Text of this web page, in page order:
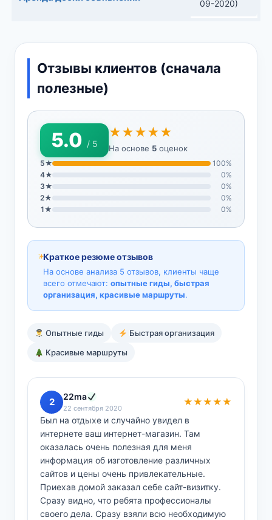
09-2020)
Отзывы клиентов (сначала
полезные)
5.0 / 5
★★★★★
На основе 5 оценок
5★
100%
4★
0%
3★
0%
2★
0%
1★
0%
Краткое резюме отзывов
На основе анализа 5 отзывов, клиенты чаще
всего отмечают: опытные гиды, быстрая
организация, красивые маршруты.
Опытные гиды
Быстрая организация
Красивые маршруты
2 22ma
22 сентября 2020
★★★★★
Был на отдыхе и случайно увидел в
интернете ваш интернет-магазин. Там
оказалась очень полезная для меня
информация об изготовление различных
сайтов и цены очень привлекательные.
Приехав домой заказал себе сайт-визитку.
Сразу видно, что ребята профессионалы
своего дела. Сразу взяли всю необходимую